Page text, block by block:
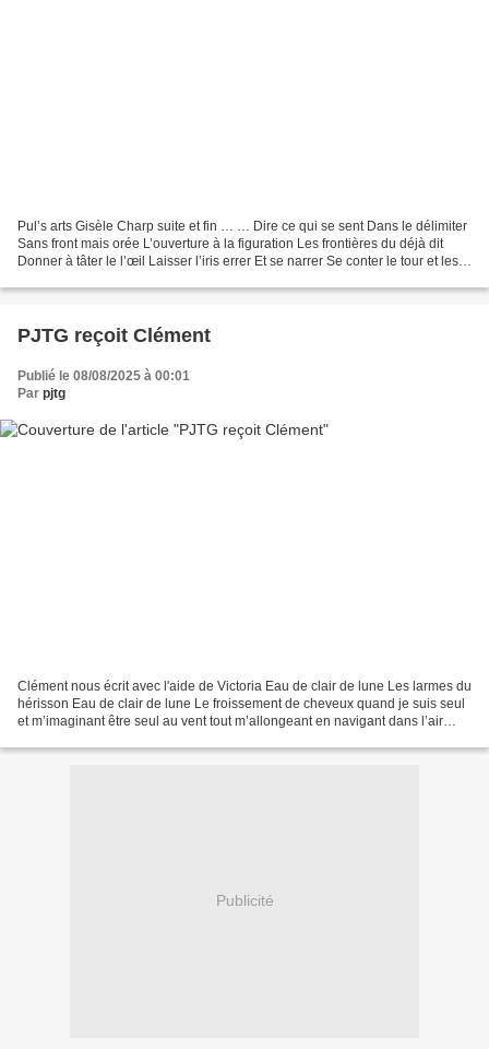
Pul’s arts Gisèle Charp suite et fin … … Dire ce qui se sent Dans le délimiter
Sans front mais orée L’ouverture à la figuration Les frontières du déjà dit
Donner à tâter le l’œil Laisser l’iris errer Et se narrer Se conter le tour et les
PJTG reçoit Clément
Publié le 08/08/2025 à 00:01
Par pjtg
Clément nous écrit avec l'aide de Victoria Eau de clair de lune Les larmes du
hérisson Eau de clair de lune Le froissement de cheveux quand je suis seul
et m’imaginant être seul au vent tout m’allongeant en navigant dans l’air
Publicité